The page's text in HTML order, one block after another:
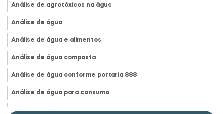
Análise de agrotóxicos na água
Análise de água
Análise de água e alimentos
Análise de água composta
Análise de água conforme portaria 888
Análise de água para consumo
Análise de água para consumo humano